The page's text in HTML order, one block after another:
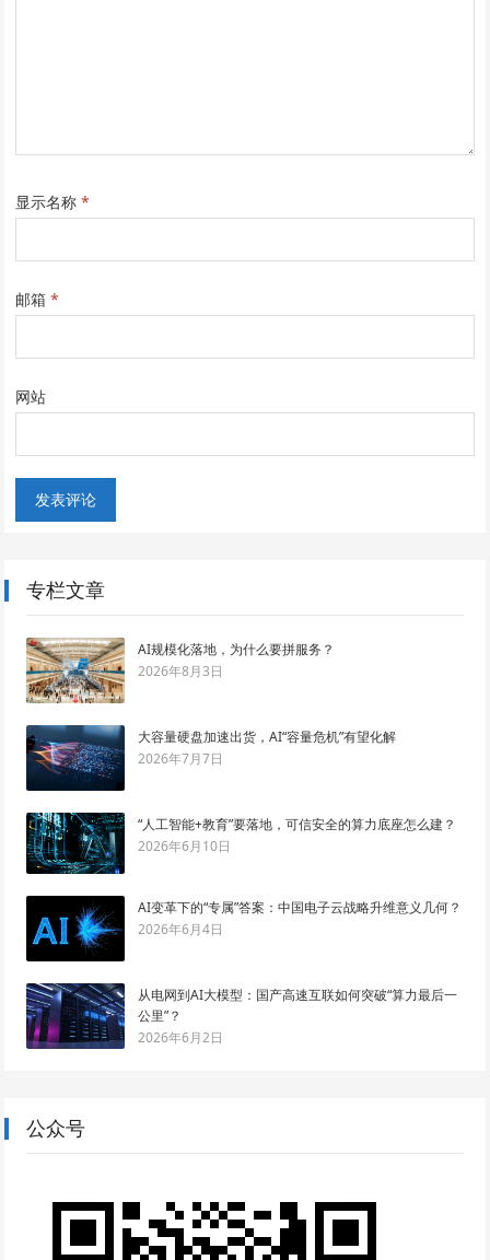
显示名称*
邮箱*
网站
专栏文章
AI规模化落地，为什么要拼服务？
2026年8月3日
大容量硬盘加速出货，AI“容量危机”有望化解
2026年7月7日
“人工智能+教育”要落地，可信安全的算力底座怎么建？
2026年6月10日
AI变革下的“专属”答案：中国电子云战略升维意义几何？
2026年6月4日
从电网到AI大模型：国产高速互联如何突破“算力最后一
公里”？
2026年6月2日
公众号